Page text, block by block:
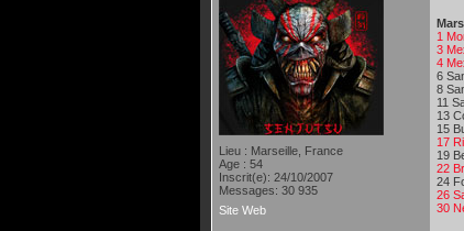
Lieu : Marseille, France
Age : 54
Inscrit(e): 24/10/2007
Messages: 30 935
Site Web
Mars
1
3
4
6
8
11
13
15
17
19
22
24
26
30